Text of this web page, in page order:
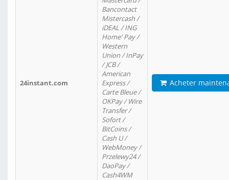
24instant.com
Bancontact
Mistercash /
iDEAL / ING
Home' Pay /
Western
Union / InPay
/ JCB /
American
Express /
Carte Bleue /
OKPay / Wire
Transfer /
Sofort /
BitCoins /
Cash U /
WebMoney /
Przelewy24 /
DaoPay /
Cash4WM
Acheter